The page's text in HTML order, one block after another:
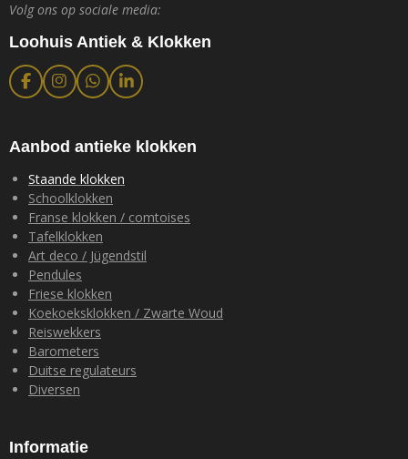
Volg ons op sociale media:
Loohuis Antiek & Klokken
F
a
b
o
k
I
n
a
r
a
m
W
h
s
p
p
L
i
e
Aanbod antieke klokken
Staande klokken
Schoolklokken
Franse klokken / comtoises
Tafelklokken
Art deco / Jügendstil
Pendules
Friese klokken
Koekoeksklokken / Zwarte Woud
Reiswekkers
Barometers
Duitse regulateurs
Diversen
Informatie